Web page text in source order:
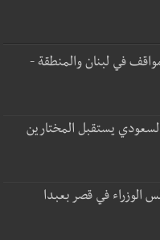
في لبنان والمنطقة -
يستقبل المختارين
الوزراء في قصر بعبدا